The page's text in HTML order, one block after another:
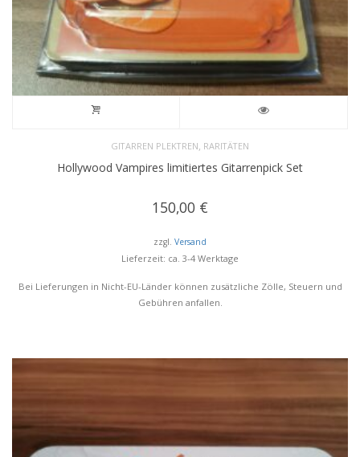
GITARREN PLEKTREN RARITÄTEN
Hollywood Vampires limitiertes Gitarrenpick Set
150,00 €
zzgl. Versand
Lieferzeit: ca. 3-4 Werktage
Bei Lieferungen in Nicht-EU-Länder können zusätzliche Zölle, Steuern und
Gebühren anfallen.